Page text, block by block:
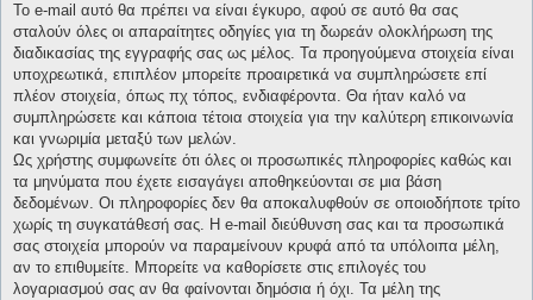
Το e-mail αυτό θα πρέπει να είναι έγκυρο, αφού σε αυτό θα σας
σταλούν όλες οι απαραίτητες οδηγίες για τη δωρεάν ολοκλήρωση της
διαδικασίας της εγγραφής σας ως μέλος. Τα προηγούμενα στοιχεία είναι
υποχρεωτικά, επιπλέον μπορείτε προαιρετικά να συμπληρώσετε επί
πλέον στοιχεία, όπως πχ τόπος, ενδιαφέροντα. Θα ήταν καλό να
συμπληρώσετε και κάποια τέτοια στοιχεία για την καλύτερη επικοινωνία
και γνωριμία μεταξύ των μελών.
Ως χρήστης συμφωνείτε ότι όλες οι προσωπικές πληροφορίες καθώς και
τα μηνύματα που έχετε εισαγάγει αποθηκεύονται σε μια βάση
δεδομένων. Οι πληροφορίες δεν θα αποκαλυφθούν σε οποιοδήποτε τρίτο
χωρίς τη συγκατάθεσή σας. Η e-mail διεύθυνση σας και τα προσωπικά
σας στοιχεία μπορούν να παραμείνουν κρυφά από τα υπόλοιπα μέλη,
αν το επιθυμείτε. Μπορείτε να καθορίσετε στις επιλογές του
λογαριασμού σας αν θα φαίνονται δημόσια ή όχι. Τα μέλη της